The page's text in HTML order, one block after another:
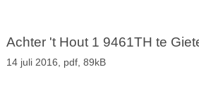
Achter 't Hout 1 9461TH te
14 juli 2016, pdf, 89kB